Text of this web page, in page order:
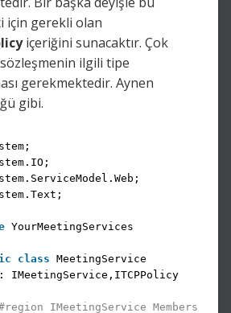
için gerekli olan
içeriğini sunacaktır. Çok
ilgili tipe
gerekmektedir. Aynen
gibi.
YourMeetingServices
class MeetingService
: IMeetingService,ITCPPolicy
IMeetingService Members